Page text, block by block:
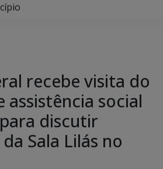
recebe visita do
assistência social
discutir
Sala Lilás no